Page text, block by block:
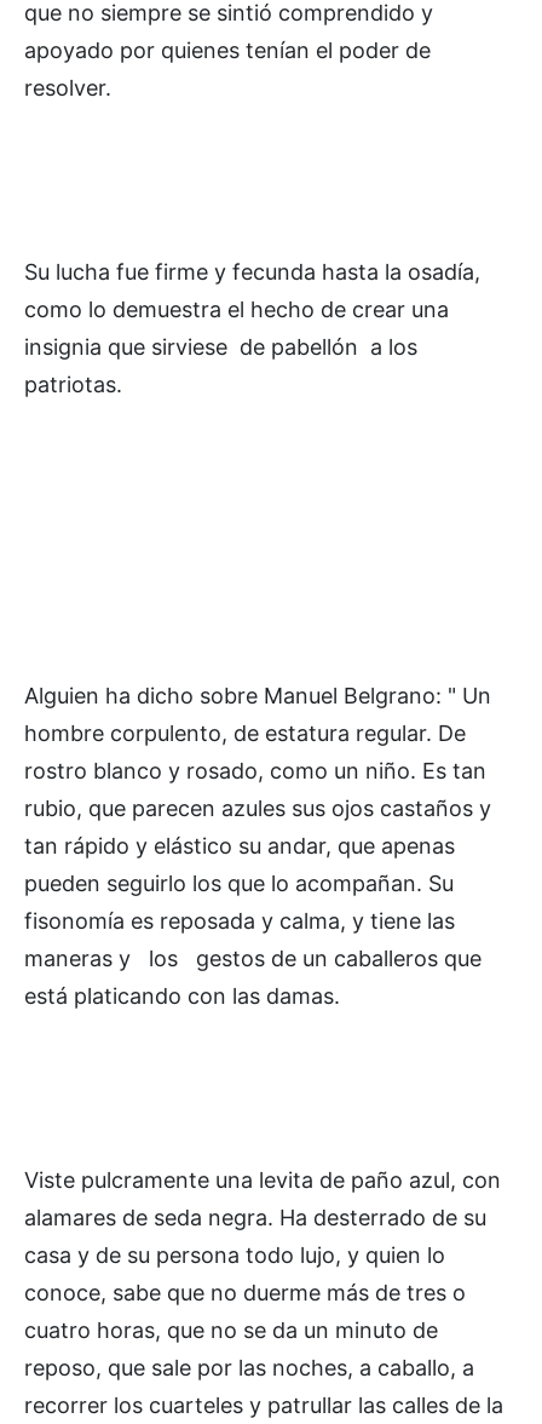
que no siempre se sintió comprendido y
apoyado por quienes tenían el poder de
resolver.
Su lucha fue firme y fecunda hasta la osadía,
como lo demuestra el hecho de crear una
insignia que sirviese de pabellón a los
patriotas.
Alguien ha dicho sobre Manuel Belgrano: " Un
hombre corpulento, de estatura regular. De
rostro blanco y rosado, como un niño. Es tan
rubio, que parecen azules sus ojos castaños y
tan rápido y elástico su andar, que apenas
pueden seguirlo los que lo acompañan. Su
fisonomía es reposada y calma, y tiene las
maneras y los gestos de un caballeros que
está platicando con las damas.
Viste pulcramente una levita de paño azul, con
alamares de seda negra. Ha desterrado de su
casa y de su persona todo lujo, y quien lo
conoce, sabe que no duerme más de tres o
cuatro horas, que no se da un minuto de
reposo, que sale por las noches, a caballo, a
recorrer los cuarteles y patrullar las calles de la